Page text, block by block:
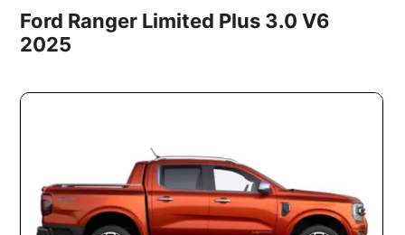
Ford Ranger Limited Plus 3.0 V6
2025